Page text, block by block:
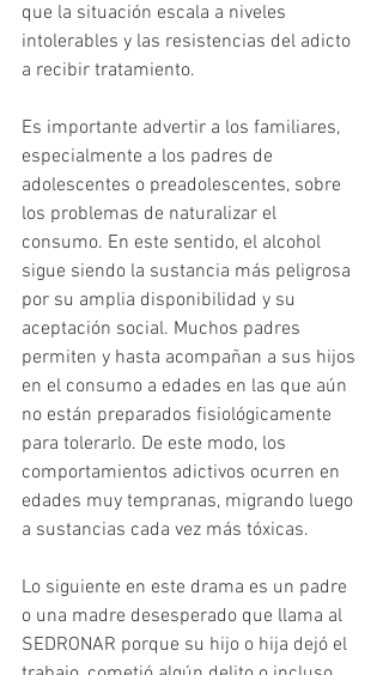
que la situación escala a niveles
intolerables y las resistencias del adicto
a recibir tratamiento.
Es importante advertir a los familiares,
especialmente a los padres de
adolescentes o preadolescentes, sobre
los problemas de naturalizar el
consumo. En este sentido, el alcohol
sigue siendo la sustancia más peligrosa
por su amplia disponibilidad y su
aceptación social. Muchos padres
permiten y hasta acompañan a sus hijos
en el consumo a edades en las que aún
no están preparados fisiológicamente
para tolerarlo. De este modo, los
comportamientos adictivos ocurren en
edades muy tempranas, migrando luego
a sustancias cada vez más tóxicas.
Lo siguiente en este drama es un padre
o una madre desesperado que llama al
SEDRONAR porque su hijo o hija dejó el